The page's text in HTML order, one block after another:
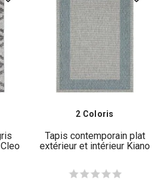
2 Coloris
Tapis contemporain plat
extérieur et intérieur Kiano